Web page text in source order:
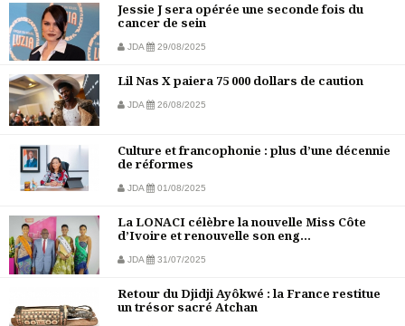
Jessie J sera opérée une seconde fois du
cancer de sein
JDA 29/08/2025
Lil Nas X paiera 75 000 dollars de caution
JDA 26/08/2025
Culture et francophonie : plus d’une décennie
de réformes
JDA 01/08/2025
La LONACI célèbre la nouvelle Miss Côte
d’Ivoire et renouvelle son eng...
JDA 31/07/2025
Retour du Djidji Ayôkwé : la France restitue
un trésor sacré Atchan